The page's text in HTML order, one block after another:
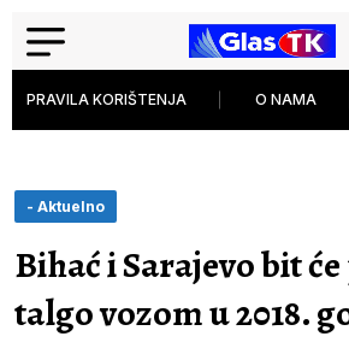
PRAVILA KORIŠTENJA O NAMA
- Aktuelno
Bihać i Sarajevo bit
talgo vozom u 2018.